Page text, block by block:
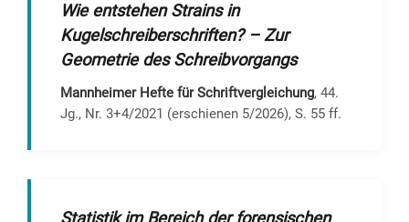
Wie entstehen Strains in
Kugelschreiberschriften? – Zur
Geometrie des Schreibvorgangs
Mannheimer Hefte für Schriftvergleichung, 44.
Jg., Nr. 3+4/2021 (erschienen 5/2026), S. 55 ff.
Statistik im Bereich der forensischen